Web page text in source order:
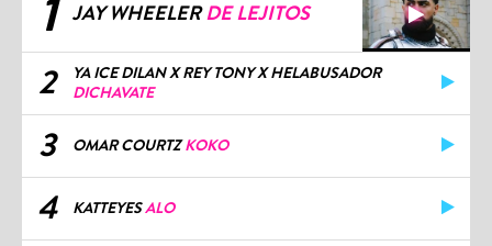
JAY WHEELERDE LEJITOS
2
YA ICE DILAN X REY TONY X HELABUSADOR
DICHAVATE
3 OMAR COURTZKOKO
4 KATTEYESALO